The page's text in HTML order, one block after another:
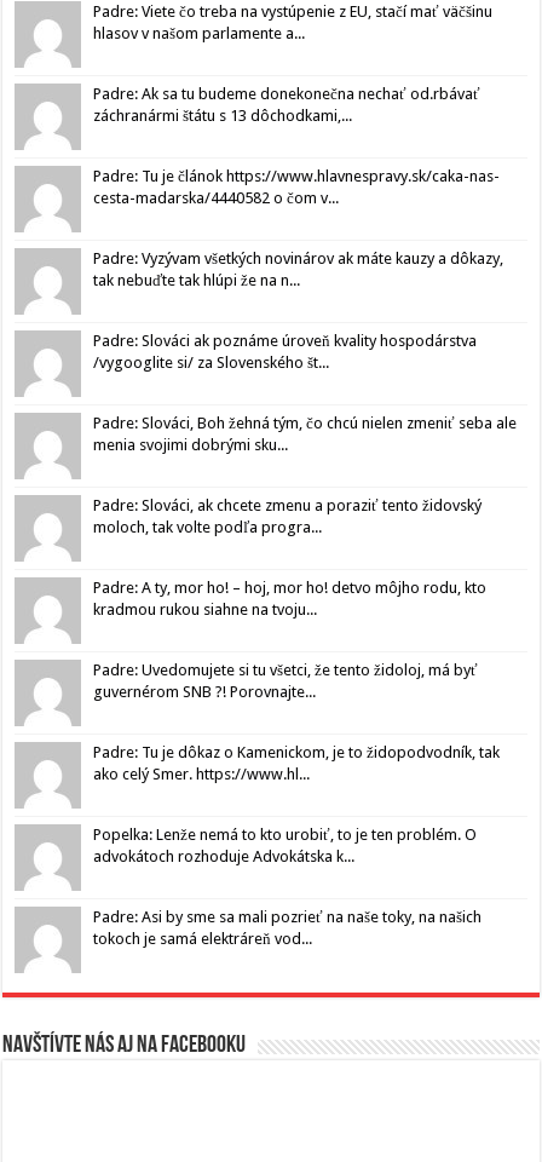
Padre: Viete čo treba na vystúpenie z EU, stačí mať väčšinu
hlasov v našom parlamente a...
Padre: Ak sa tu budeme donekonečna nechať od.rbávať
záchranármi štátu s 13 dôchodkami,...
Padre: Tu je článok https://www.hlavnespravy.sk/caka-nas-
cesta-madarska/4440582 o čom v...
Padre: Vyzývam všetkých novinárov ak máte kauzy a dôkazy,
tak nebuďte tak hlúpi že na n...
Padre: Slováci ak poznáme úroveň kvality hospodárstva
/vygooglite si/ za Slovenského št...
Padre: Slováci, Boh žehná tým, čo chcú nielen zmeniť seba ale
menia svojimi dobrými sku...
Padre: Slováci, ak chcete zmenu a poraziť tento židovský
moloch, tak volte podľa progra...
Padre: A ty, mor ho! – hoj, mor ho! detvo môjho rodu, kto
kradmou rukou siahne na tvoju...
Padre: Uvedomujete si tu všetci, že tento židoloj, má byť
guvernérom SNB ?! Porovnajte...
Padre: Tu je dôkaz o Kamenickom, je to židopodvodník, tak
ako celý Smer. https://www.hl...
Popelka: Lenže nemá to kto urobiť, to je ten problém. O
advokátoch rozhoduje Advokátska k...
Padre: Asi by sme sa mali pozrieť na naše toky, na našich
tokoch je samá elektráreň vod...
Navštívte nás aj na Facebooku